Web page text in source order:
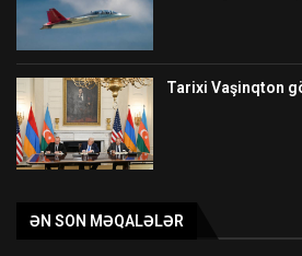
Tarixi Vaşinqton
ƏN SON MƏQALƏLƏR